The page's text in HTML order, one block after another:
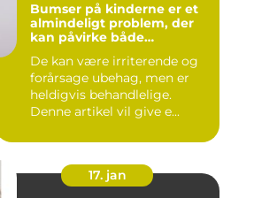
Bumser på kinderne er et
almindeligt problem, der
kan påvirke både
De kan være irriterende og
forårsage ubehag, men er
heldigvis behandlelige.
Denne artikel vil give e...
17. jan